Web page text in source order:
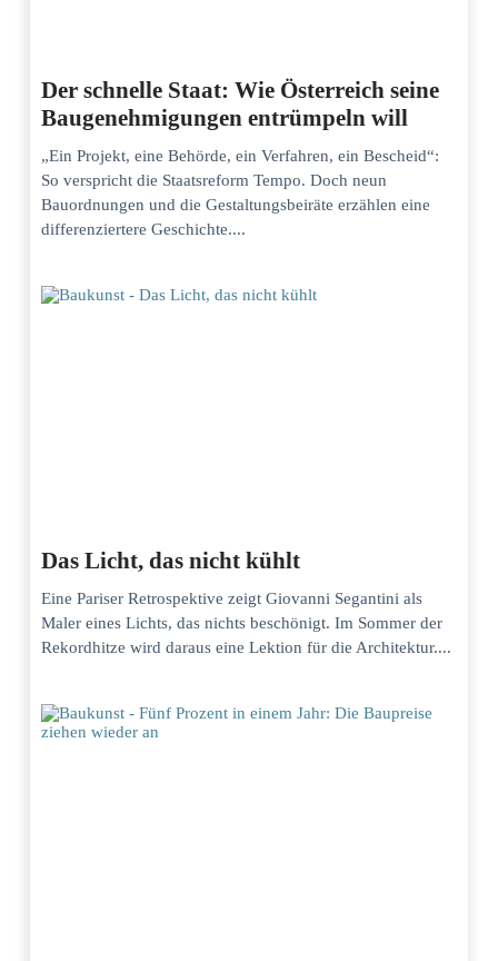
Der schnelle Staat: Wie Österreich seine
Baugenehmigungen entrümpeln will
„Ein Projekt, eine Behörde, ein Verfahren, ein Bescheid“:
So verspricht die Staatsreform Tempo. Doch neun
Bauordnungen und die Gestaltungsbeiräte erzählen eine
differenziertere Geschichte....
Das Licht, das nicht kühlt
Eine Pariser Retrospektive zeigt Giovanni Segantini als
Maler eines Lichts, das nichts beschönigt. Im Sommer der
Rekordhitze wird daraus eine Lektion für die Architektur....